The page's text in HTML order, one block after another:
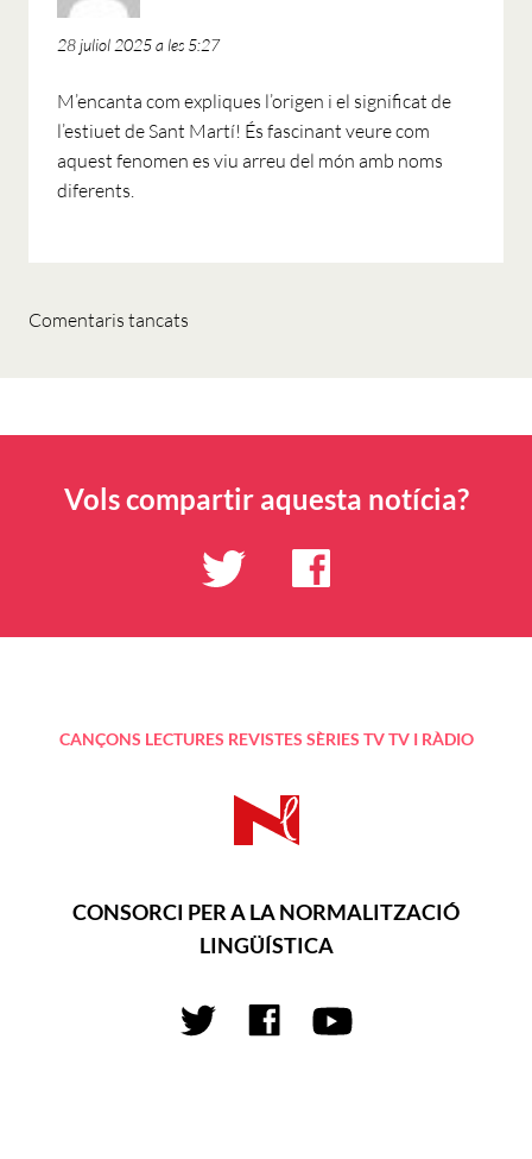
28 juliol 2025 a les 5:27
M’encanta com expliques l’origen i el significat de
l’estiuet de Sant Martí! És fascinant veure com
aquest fenomen es viu arreu del món amb noms
diferents.
Comentaris tancats
Vols compartir aquesta notícia?
CANÇONS LECTURES REVISTES SÈRIES TV TV I RÀDIO
CONSORCI PER A LA NORMALITZACIÓ
LINGÜÍSTICA